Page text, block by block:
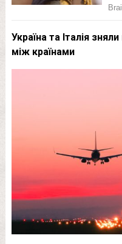
Україна та Італія
між країнами